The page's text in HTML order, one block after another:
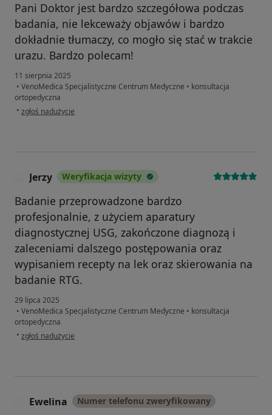
Pani Doktor jest bardzo szczegółowa podczas
badania, nie lekceważy objawów i bardzo
dokładnie tłumaczy, co mogło się stać w trakcie
urazu. Bardzo polecam!
11 sierpnia 2025
• VenoMedica Specjalistyczne Centrum Medyczne • konsultacja
ortopedyczna
• w opinii użytkownika K
zgłoś nadużycie
Jerzy Weryfikacja wizyty
Badanie przeprowadzone bardzo
profesjonalnie, z użyciem aparatury
diagnostycznej USG, zakończone diagnozą i
zaleceniami dalszego postępowania oraz
wypisaniem recepty na lek oraz skierowania na
badanie RTG.
29 lipca 2025
• VenoMedica Specjalistyczne Centrum Medyczne • konsultacja
ortopedyczna
• w opinii użytkownika Jerzy
zgłoś nadużycie
Ewelina Numer telefonu zweryfikowany